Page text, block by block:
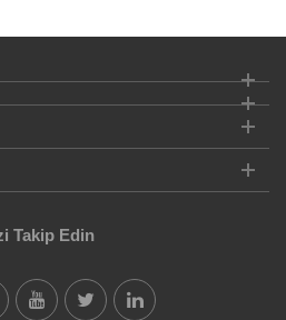
Takip Edin